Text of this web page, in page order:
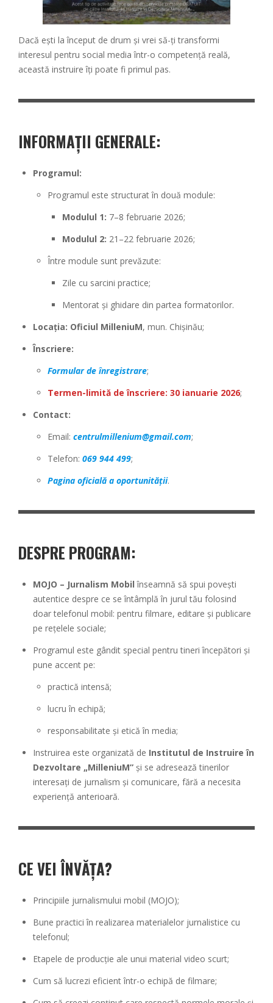
Dacă ești la început de drum și vrei să-ți transformi
interesul pentru social media într-o competență reală,
această instruire îți poate fi primul pas.
INFORMAȚII GENERALE:
Programul:
Programul este structurat în două module:
Modulul 1: 7–8 februarie 2026;
Modulul 2: 21–22 februarie 2026;
Între module sunt prevăzute:
Zile cu sarcini practice;
Mentorat și ghidare din partea formatorilor.
Locația: Oficiul MilleniuM, mun. Chișinău;
Înscriere:
Formular de înregistrare;
Termen-limită de înscriere: 30 ianuarie 2026;
Contact:
Email: centrulmillenium@gmail.com;
Telefon: 069 944 499;
Pagina oficială a oportunității.
DESPRE PROGRAM:
MOJO – Jurnalism Mobil înseamnă să spui povești
autentice despre ce se întâmplă în jurul tău folosind
doar telefonul mobil: pentru filmare, editare și publicare
pe rețelele sociale;
Programul este gândit special pentru tineri începători și
pune accent pe:
practică intensă;
lucru în echipă;
responsabilitate și etică în media;
Instruirea este organizată de Institutul de Instruire în
Dezvoltare „MilleniuM” și se adresează tinerilor
interesați de jurnalism și comunicare, fără a necesita
experiență anterioară.
CE VEI ÎNVĂȚA?
Principiile jurnalismului mobil (MOJO);
Bune practici în realizarea materialelor jurnalistice cu
telefonul;
Etapele de producție ale unui material video scurt;
Cum să lucrezi eficient într-o echipă de filmare;